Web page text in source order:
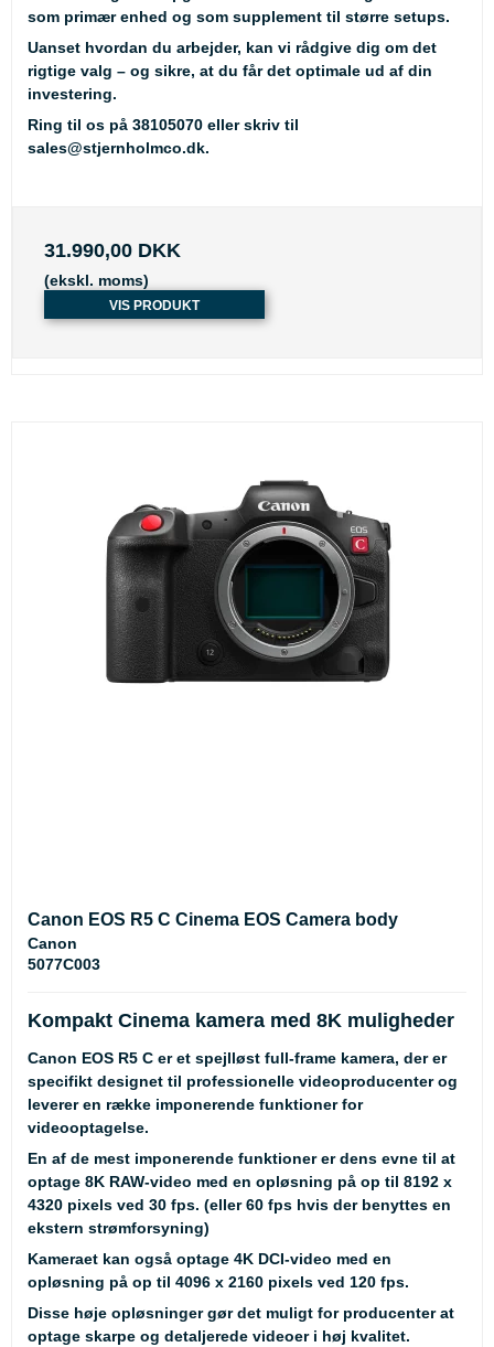
som primær enhed og som supplement til større setups.
Uanset hvordan du arbejder, kan vi rådgive dig om det
rigtige valg – og sikre, at du får det optimale ud af din
investering.
Ring til os på 38105070 eller skriv til
sales@stjernholmco.dk.
31.990,00 DKK
(ekskl. moms)
VIS PRODUKT
Canon EOS R5 C Cinema EOS Camera body
Canon
5077C003
Kompakt Cinema kamera med 8K muligheder
Canon EOS R5 C er et spejlløst full-frame kamera, der er
specifikt designet til professionelle videoproducenter og
leverer en række imponerende funktioner for
videooptagelse.
En af de mest imponerende funktioner er dens evne til at
optage 8K RAW-video med en opløsning på op til 8192 x
4320 pixels ved 30 fps. (eller 60 fps hvis der benyttes en
ekstern strømforsyning)
Kameraet kan også optage 4K DCI-video med en
opløsning på op til 4096 x 2160 pixels ved 120 fps.
Disse høje opløsninger gør det muligt for producenter at
optage skarpe og detaljerede videoer i høj kvalitet.